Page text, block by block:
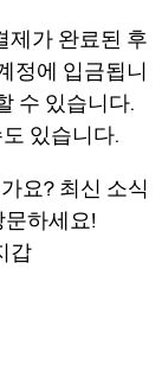
제가 완료된 후
정에 입금됩니
수 있습니다.
있습니다.
요? 최신 소식
하세요!
갑